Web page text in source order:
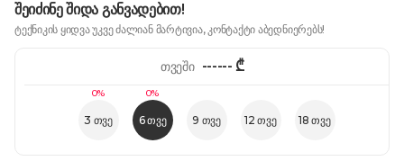
შეიძინე შიდა განვადებით!
ტექნიკის ყიდვა უკვე ძალიან მარტივია, კონტაქტი აბედნიერებს!
0%
3 თვე
0%
6 თვე 9 თვე 12 თვე 18 თვე
თვეში ------₾